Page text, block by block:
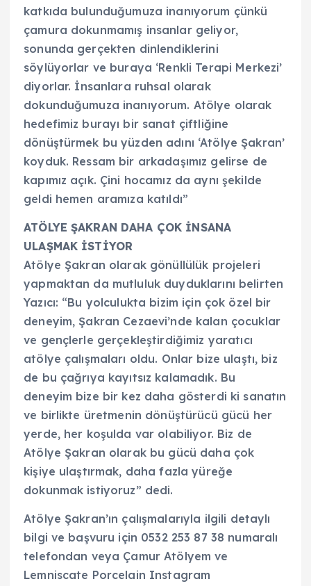
katkıda bulunduğumuza inanıyorum çünkü
çamura dokunmamış insanlar geliyor,
sonunda gerçekten dinlendiklerini
söylüyorlar ve buraya ‘Renkli Terapi Merkezi’
diyorlar. İnsanlara ruhsal olarak
dokunduğumuza inanıyorum. Atölye olarak
hedefimiz burayı bir sanat çiftliğine
dönüştürmek bu yüzden adını ‘Atölye Şakran’
koyduk. Ressam bir arkadaşımız gelirse de
kapımız açık. Çini hocamız da aynı şekilde
geldi hemen aramıza katıldı”
ATÖLYE ŞAKRAN DAHA ÇOK İNSANA
ULAŞMAK İSTİYOR
Atölye Şakran olarak gönüllülük projeleri
yapmaktan da mutluluk duyduklarını belirten
Yazıcı: “Bu yolculukta bizim için çok özel bir
deneyim, Şakran Cezaevi’nde kalan çocuklar
ve gençlerle gerçekleştirdiğimiz yaratıcı
atölye çalışmaları oldu. Onlar bize ulaştı, biz
de bu çağrıya kayıtsız kalamadık. Bu
deneyim bize bir kez daha gösterdi ki sanatın
ve birlikte üretmenin dönüştürücü gücü her
yerde, her koşulda var olabiliyor. Biz de
Atölye Şakran olarak bu gücü daha çok
kişiye ulaştırmak, daha fazla yüreğe
dokunmak istiyoruz” dedi.
Atölye Şakran’ın çalışmalarıyla ilgili detaylı
bilgi ve başvuru için 0532 253 87 38 numaralı
telefondan veya Çamur Atölyem ve
Lemniscate Porcelain Instagram